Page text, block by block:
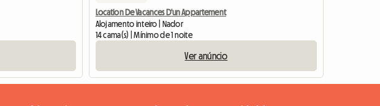
Location De Vacances D'un Appartement
Alojamento inteiro | Nador
14 cama(s) | Mínimo de 1 noite
Ver anúncio